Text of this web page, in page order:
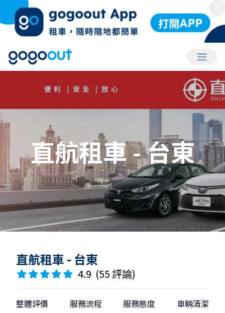
會員選
直航租車 - 台東
直航租車 - 台東
4.9 (55 評論)
整體評價
服務流程
服務態度
車輛清潔